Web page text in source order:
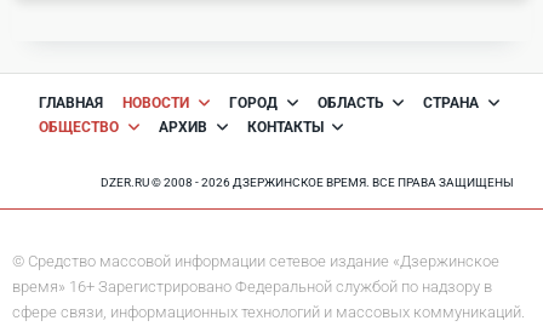
ГЛАВНАЯ НОВОСТИ ГОРОД ОБЛАСТЬ
СТРАНА
ОБЩЕСТВО
АРХИВ КОНТАКТЫ
DZER.RU © 2008 - 2026 ДЗЕРЖИНСКОЕ ВРЕМЯ. ВСЕ ПРАВА ЗАЩИЩЕНЫ
© Средство массовой информации сетевое издание «Дзержинское
время» 16+ Зарегистрировано Федеральной службой по надзору в
сфере связи, информационных технологий и массовых коммуникаций.